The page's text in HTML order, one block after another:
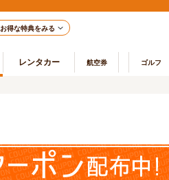
お得な特典をみる
レンタカー 航空券 ゴルフ